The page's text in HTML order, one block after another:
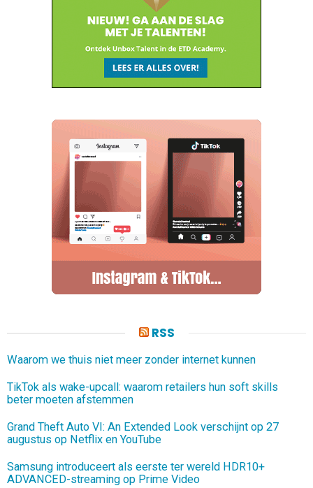
RSS
Waarom we thuis niet meer zonder internet kunnen
TikTok als wake-upcall: waarom retailers hun soft skills
beter moeten afstemmen
Grand Theft Auto VI: An Extended Look verschijnt op 27
augustus op Netflix en YouTube
Samsung introduceert als eerste ter wereld HDR10+
ADVANCED-streaming op Prime Video